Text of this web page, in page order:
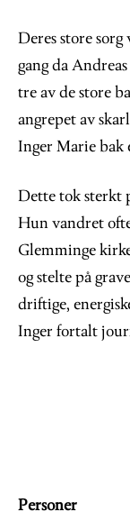
Deres store sorg
gang da
tre av de store
angrepet av
Inger Marie bak
Dette tok sterkt
Hun vandret
Glemminge
og stelte på
driftige,
Inger fortalt
Personer